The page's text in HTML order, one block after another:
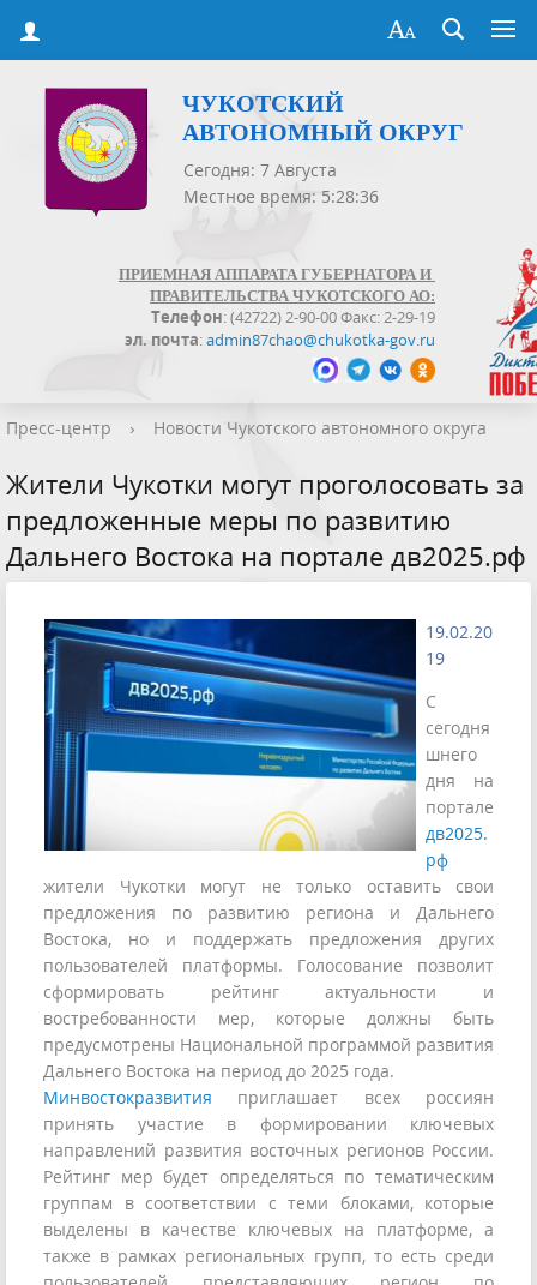
ЧУКОТСКИЙ
АВТОНОМНЫЙ ОКРУГ
Сегодня: 7 Августа
Местное время: 5:28:36
ПРИЕМНАЯ АППАРАТА ГУБЕРНАТОРА И
ПРАВИТЕЛЬСТВА ЧУКОТСКОГО АО:
Телефон: (42722) 2-90-00 Факс: 2-29-19
эл. почта:admin87chao@chukotka-gov.ru
Пресс-центр › Новости Чукотского автономного округа
Жители Чукотки могут проголосовать за
предложенные меры по развитию
Дальнего Востока на портале дв2025.рф
19.02.20
19
С
сегодня
шнего
дня на
портале
дв2025.
рф
жители Чукотки могут не только оставить свои
предложения по развитию региона и Дальнего
Востока, но и поддержать предложения других
пользователей платформы. Голосование позволит
сформировать рейтинг актуальности и
востребованности мер, которые должны быть
предусмотрены Национальной программой развития
Дальнего Востока на период до 2025 года.
Минвостокразвития приглашает всех россиян
принять участие в формировании ключевых
направлений развития восточных регионов России.
Рейтинг мер будет определяться по тематическим
группам в соответствии с теми блоками, которые
выделены в качестве ключевых на платформе, а
также в рамках региональных групп, то есть среди